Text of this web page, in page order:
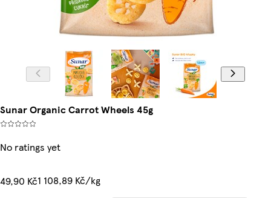
Sunar Organic Carrot Wheels 45g
No ratings yet
49,90 Kč1 108,89 Kč/kg